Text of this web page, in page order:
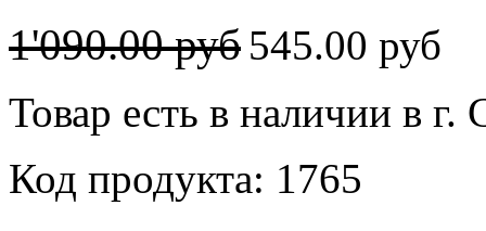
1'090.00 руб 545.00 руб
Товар есть в наличии в
Код продукта: 1765